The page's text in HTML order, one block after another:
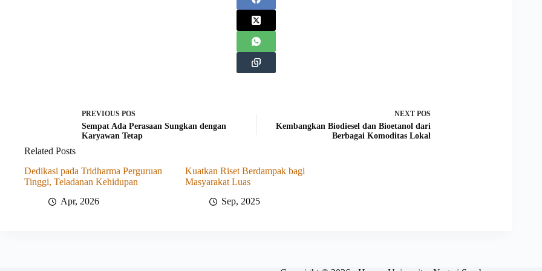
PREVIOUS POS
Sempat Ada Perasaan Sungkan dengan
Karyawan Tetap
NEXT POS
Kembangkan Biodiesel dan Bioetanol dari
Berbagai Komoditas Lokal
Related Posts
Dedikasi pada Tridharma Perguruan
Tinggi, Teladanan Kehidupan
Apr, 2026
Kuatkan Riset Berdampak bagi
Masyarakat Luas
Sep, 2025